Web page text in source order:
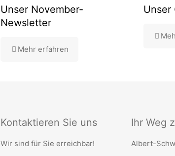
Unser November-
Newsletter
Mehr erfahren
Unser
Kontaktieren Sie uns
Wir sind für Sie erreichbar!
Ihr Weg
Albert-